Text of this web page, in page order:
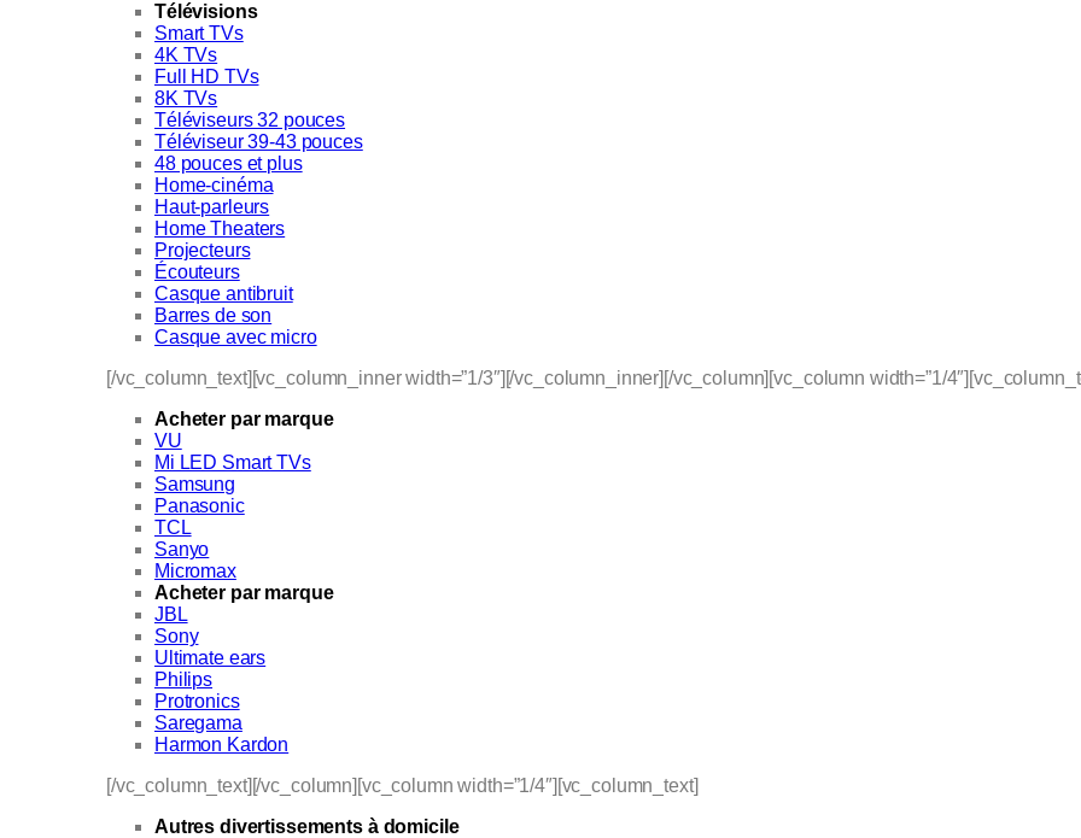
Télévisions
Smart TVs
4K TVs
Full HD TVs
8K TVs
Téléviseurs 32 pouces
Téléviseur 39-43 pouces
48 pouces et plus
Home-cinéma
Haut-parleurs
Home Theaters
Projecteurs
Écouteurs
Casque antibruit
Barres de son
Casque avec micro
[/vc_column_text][vc_column_inner width=”1/3″][/vc_column_inner][/vc_column][vc_column width=”1/
Acheter par marque
VU
Mi LED Smart TVs
Samsung
Panasonic
TCL
Sanyo
Micromax
Acheter par marque
JBL
Sony
Ultimate ears
Philips
Protronics
Saregama
Harmon Kardon
[/vc_column_text][/vc_column][vc_column width=”1/4″][vc_column_text]
Autres divertissements à domicile